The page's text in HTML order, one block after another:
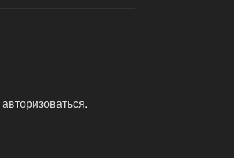
авторизоваться.